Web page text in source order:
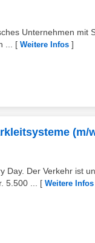
Unternehmen mit
[ Weitere Infos ]
(m/
Day. Der Verkehr ist
5.500 ...
[ Weitere Infos